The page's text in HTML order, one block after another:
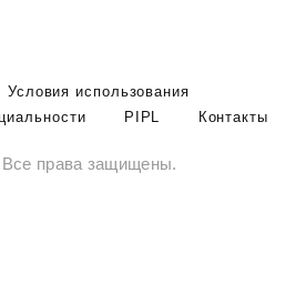
Условия использования
PIPL Контакты
права защищены.